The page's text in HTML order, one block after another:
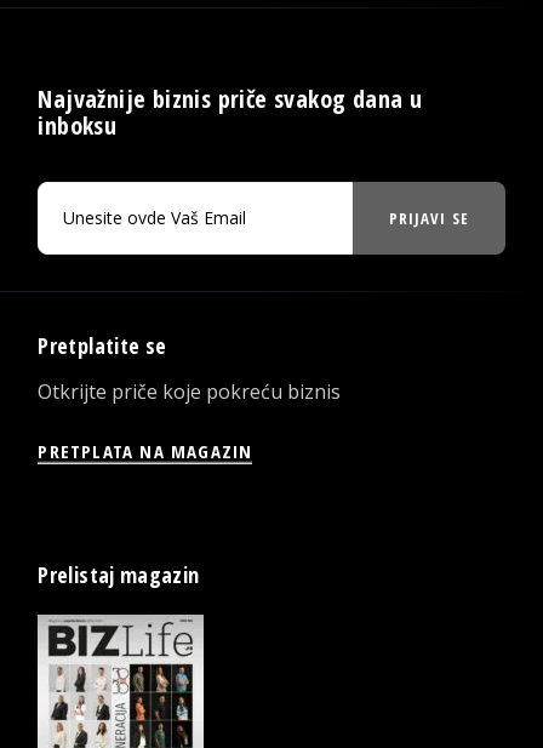
Najvažnije biznis priče svakog dana u
inboksu
PRIJAVI SE
Pretplatite se
Otkrijte priče koje pokreću biznis
PRETPLATA NA MAGAZIN
Prelistaj magazin